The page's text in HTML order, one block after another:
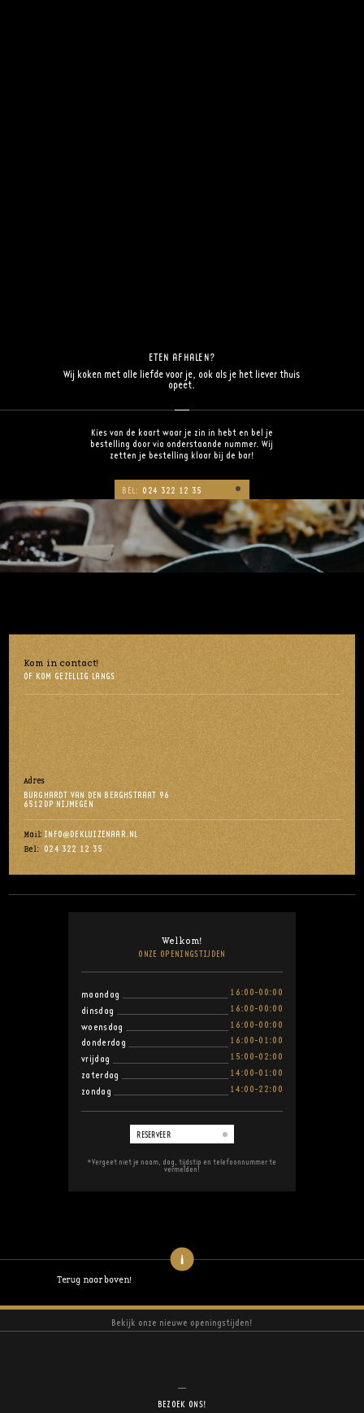
ETEN AFHALEN?
Wij koken met alle liefde voor je, ook als je het liever thuis
opeet.
Kies van de kaart waar je zin in hebt en bel je
bestelling door via onderstaande nummer. Wij
zetten je bestelling klaar bij de bar!
BEL: 024 322 12 35
Kom in contact!
OF KOM GEZELLIG LANGS
Adres
BURGHARDT VAN DEN BERGHSTRAAT 96
6512DP NIJMEGEN
Mail: INFO@DEKLUIZENAAR.NL
Bel: 024 322 12 35
Welkom!
ONZE OPENINGSTIJDEN
maandag
16:00-00:00
dinsdag
16:00-00:00
woensdag
16:00-00:00
donderdag
16:00-01:00
vrijdag
15:00-02:00
zaterdag
14:00-01:00
zondag
14:00-22:00
RESERVEER
*Vergeet niet je naam, dag, tijdstip en telefoonnummer te
vermelden!
Terug naar boven!
Bekijk onze nieuwe openingstijden!
BEZOEK ONS!